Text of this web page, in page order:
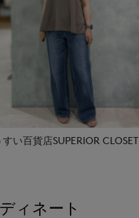
すい百貨店SUPERIOR CLOSET
ィネート